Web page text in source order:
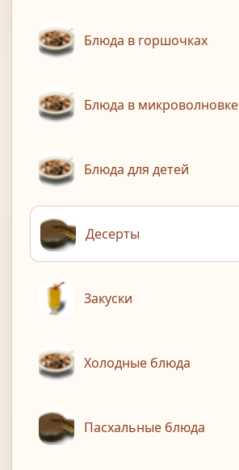
Блюда в горшочках
Блюда в микроволновке
Блюда для детей
Десерты
Закуски
Холодные блюда
Пасхальные блюда